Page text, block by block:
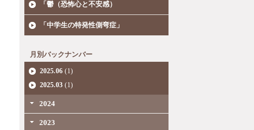
「鬱（恐怖心と不安感）
「中学生の特発性側弯症」
月別バックナンバー
2025.06 (1)
2025.03 (1)
2024
2023